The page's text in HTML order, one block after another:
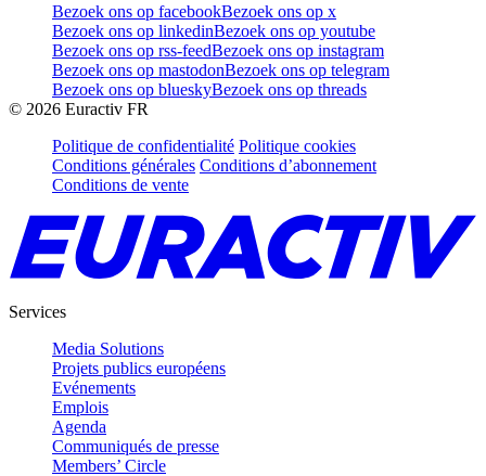
Bezoek ons op facebookBezoek ons op x
Bezoek ons op linkedinBezoek ons op youtube
Bezoek ons op rss-feedBezoek ons op instagram
Bezoek ons op mastodonBezoek ons op telegram
Bezoek ons op blueskyBezoek ons op threads
© 2026 Euractiv FR
Politique de confidentialité Politique cookies
Conditions générales Conditions d’abonnement
Conditions de vente
Services
Media Solutions
Projets publics européens
Evénements
Emplois
Agenda
Communiqués de presse
Members’ Circle